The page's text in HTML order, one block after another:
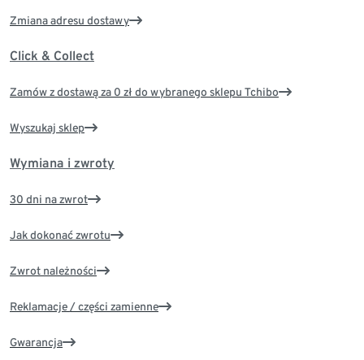
Zmiana adresu dostawy
Click & Collect
Zamów z dostawą za 0 zł do wybranego sklepu Tchibo
Wyszukaj sklep
Wymiana i zwroty
30 dni na zwrot
Jak dokonać zwrotu
Zwrot należności
Reklamacje / części zamienne
Gwarancja